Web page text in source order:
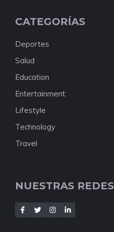
CATEGORÍAS
Deportes
Salud
Education
Entertainment
Lifestyle
Technology
Travel
NUESTRAS REDES